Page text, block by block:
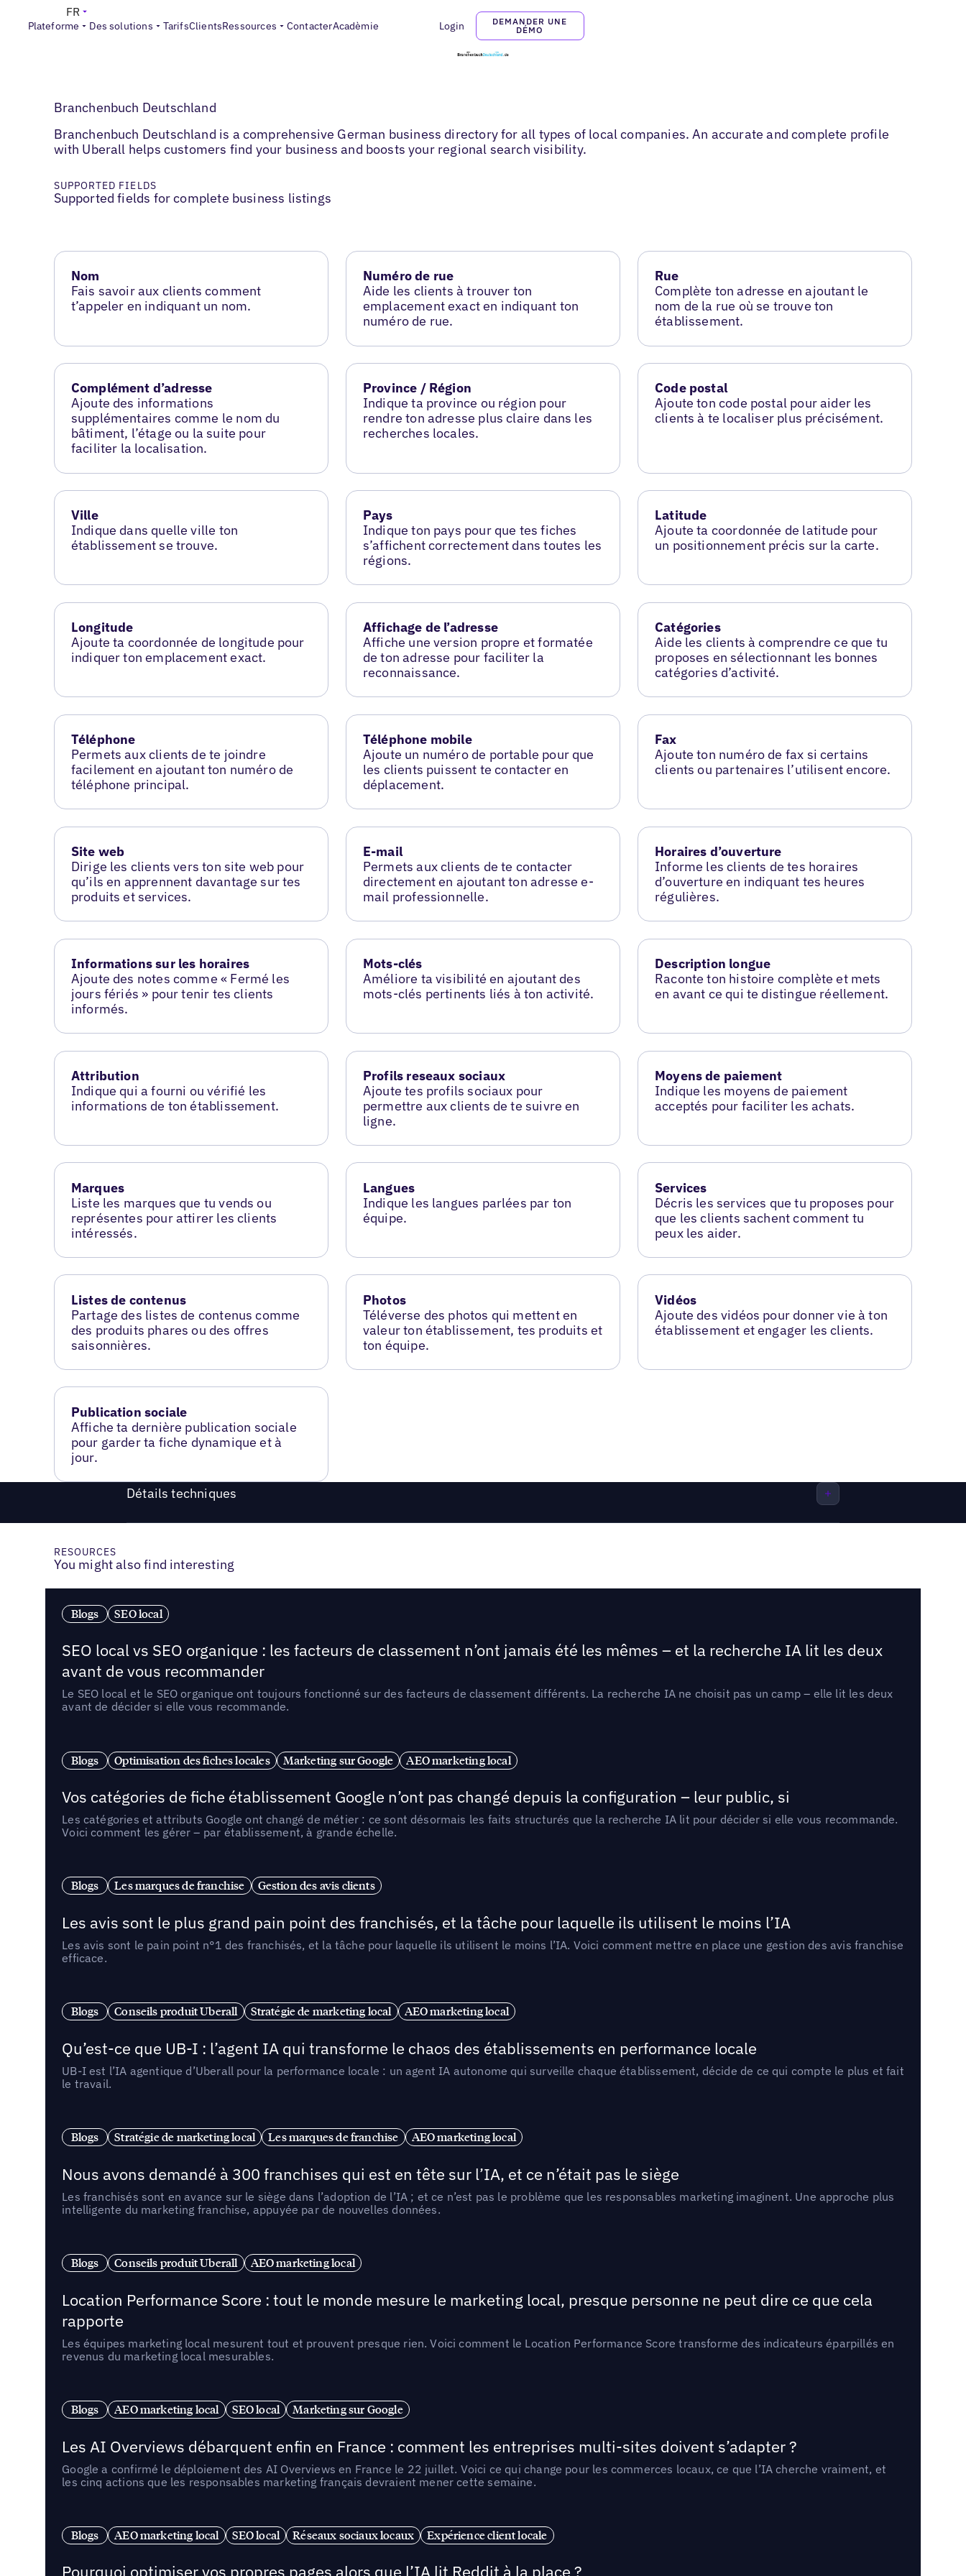
Plateforme Des solutions TarifsClientsRessources ContacterAcadèmie Login
DEMANDER UNE
DÉMO
FR
Branchenbuch Deutschland
Branchenbuch Deutschland is a comprehensive German business directory for all types of local companies. An accurate and complete profile
with Uberall helps customers find your business and boosts your regional search visibility.
SUPPORTED FIELDS
Supported fields for complete business listings
Nom
Fais savoir aux clients comment
t’appeler en indiquant un nom.
Numéro de rue
Aide les clients à trouver ton
emplacement exact en indiquant ton
numéro de rue.
Rue
Complète ton adresse en ajoutant le
nom de la rue où se trouve ton
établissement.
Complément d’adresse
Ajoute des informations
supplémentaires comme le nom du
bâtiment, l’étage ou la suite pour
faciliter la localisation.
Province / Région
Indique ta province ou région pour
rendre ton adresse plus claire dans les
recherches locales.
Code postal
Ajoute ton code postal pour aider les
clients à te localiser plus précisément.
Ville
Indique dans quelle ville ton
établissement se trouve.
Pays
Indique ton pays pour que tes fiches
s’affichent correctement dans toutes les
régions.
Latitude
Ajoute ta coordonnée de latitude pour
un positionnement précis sur la carte.
Longitude
Ajoute ta coordonnée de longitude pour
indiquer ton emplacement exact.
Affichage de l’adresse
Affiche une version propre et formatée
de ton adresse pour faciliter la
reconnaissance.
Catégories
Aide les clients à comprendre ce que tu
proposes en sélectionnant les bonnes
catégories d’activité.
Téléphone
Permets aux clients de te joindre
facilement en ajoutant ton numéro de
téléphone principal.
Téléphone mobile
Ajoute un numéro de portable pour que
les clients puissent te contacter en
déplacement.
Fax
Ajoute ton numéro de fax si certains
clients ou partenaires l’utilisent encore.
Site web
Dirige les clients vers ton site web pour
qu’ils en apprennent davantage sur tes
produits et services.
E-mail
Permets aux clients de te contacter
directement en ajoutant ton adresse e-
mail professionnelle.
Horaires d’ouverture
Informe les clients de tes horaires
d’ouverture en indiquant tes heures
régulières.
Informations sur les horaires
Ajoute des notes comme « Fermé les
jours fériés » pour tenir tes clients
informés.
Mots-clés
Améliore ta visibilité en ajoutant des
mots-clés pertinents liés à ton activité.
Description longue
Raconte ton histoire complète et mets
en avant ce qui te distingue réellement.
Attribution
Indique qui a fourni ou vérifié les
informations de ton établissement.
Profils reseaux sociaux
Ajoute tes profils sociaux pour
permettre aux clients de te suivre en
ligne.
Moyens de paiement
Indique les moyens de paiement
acceptés pour faciliter les achats.
Marques
Liste les marques que tu vends ou
représentes pour attirer les clients
intéressés.
Langues
Indique les langues parlées par ton
équipe.
Services
Décris les services que tu proposes pour
que les clients sachent comment tu
peux les aider.
Listes de contenus
Partage des listes de contenus comme
des produits phares ou des offres
saisonnières.
Photos
Téléverse des photos qui mettent en
valeur ton établissement, tes produits et
ton équipe.
Vidéos
Ajoute des vidéos pour donner vie à ton
établissement et engager les clients.
Publication sociale
Affiche ta dernière publication sociale
pour garder ta fiche dynamique et à
jour.
Détails techniques
RESOURCES
You might also find interesting
Blogs SEO local
SEO local vs SEO organique : les facteurs de classement n’ont jamais été les mêmes – et la recherche IA lit les deux
avant de vous recommander
Le SEO local et le SEO organique ont toujours fonctionné sur des facteurs de classement différents. La recherche IA ne choisit pas un camp – elle lit les deux
avant de décider si elle vous recommande.
Blogs Optimisation des fiches locales Marketing sur Google AEO marketing local
Vos catégories de fiche établissement Google n’ont pas changé depuis la configuration – leur public, si
Les catégories et attributs Google ont changé de métier : ce sont désormais les faits structurés que la recherche IA lit pour décider si elle vous recommande.
Voici comment les gérer – par établissement, à grande échelle.
Blogs Les marques de franchise Gestion des avis clients
Les avis sont le plus grand pain point des franchisés, et la tâche pour laquelle ils utilisent le moins l’IA
Les avis sont le pain point n°1 des franchisés, et la tâche pour laquelle ils utilisent le moins l’IA. Voici comment mettre en place une gestion des avis franchise
efficace.
Blogs Conseils produit Uberall Stratégie de marketing local AEO marketing local
Qu’est-ce que UB-I : l’agent IA qui transforme le chaos des établissements en performance locale
UB-I est l’IA agentique d’Uberall pour la performance locale : un agent IA autonome qui surveille chaque établissement, décide de ce qui compte le plus et fait
le travail.
Blogs Stratégie de marketing local Les marques de franchise AEO marketing local
Nous avons demandé à 300 franchises qui est en tête sur l’IA, et ce n’était pas le siège
Les franchisés sont en avance sur le siège dans l’adoption de l’IA ; et ce n’est pas le problème que les responsables marketing imaginent. Une approche plus
intelligente du marketing franchise, appuyée par de nouvelles données.
Blogs Conseils produit Uberall AEO marketing local
Location Performance Score : tout le monde mesure le marketing local, presque personne ne peut dire ce que cela
rapporte
Les équipes marketing local mesurent tout et prouvent presque rien. Voici comment le Location Performance Score transforme des indicateurs éparpillés en
revenus du marketing local mesurables.
Blogs AEO marketing local SEO local Marketing sur Google
Les AI Overviews débarquent enfin en France : comment les entreprises multi-sites doivent s’adapter ?
Google a confirmé le déploiement des AI Overviews en France le 22 juillet. Voici ce qui change pour les commerces locaux, ce que l’IA cherche vraiment, et
les cinq actions que les responsables marketing français devraient mener cette semaine.
Blogs AEO marketing local SEO local Réseaux sociaux locaux Expérience client locale
Pourquoi optimiser vos propres pages alors que l’IA lit Reddit à la place ?